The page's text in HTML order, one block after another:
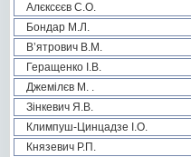
Алєксєєв С.О.
Бондар М.Л.
В’ятрович В.М.
Геращенко І.В.
Джемілєв М. .
Зінкевич Я.В.
Климпуш-Цинцадзе І.О.
Князевич Р.П.